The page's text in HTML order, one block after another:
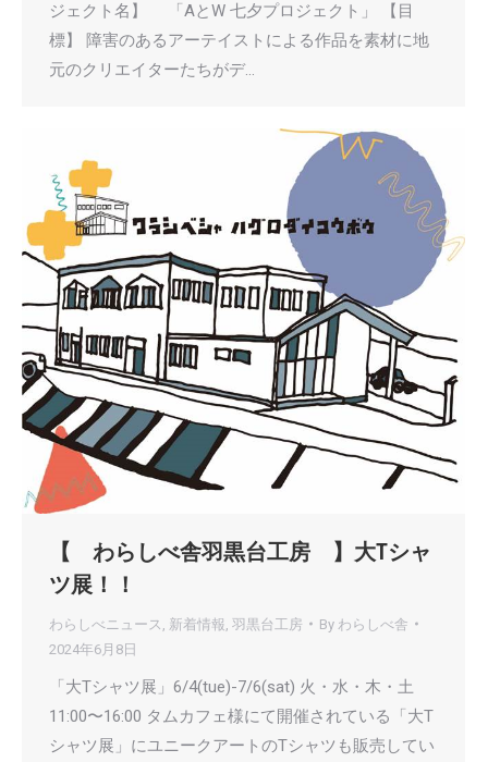
ジェクト名】 「AとW 七夕プロジェクト」 【目
標】 障害のあるアーテイストによる作品を素材に地
元のクリエイターたちがデ…
【 わらしべ舎羽黒台工房 】大Tシャ
ツ展！！
わらしべニュース 新着情報 羽黒台工房 By わらしべ舎
2024年6月8日
「大Tシャツ展」6/4(tue)-7/6(sat) 火・水・木・土
11:00〜16:00 タムカフェ様にて開催されている「大T
シャツ展」にユニークアートのTシャツも販売してい